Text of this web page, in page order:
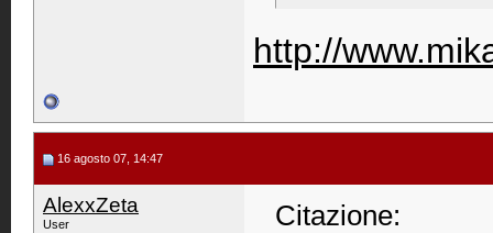
http://
16 agosto 07, 14:47
AlexxZeta
User Citazione: